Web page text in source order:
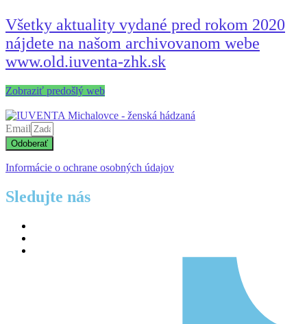
Všetky aktuality vydané pred rokom 2020
nájdete na našom archivovanom webe
www.old.iuventa-zhk.sk
Zobraziť predošlý web
Email
Odoberať
Informácie o ochrane osobných údajov
Sledujte nás